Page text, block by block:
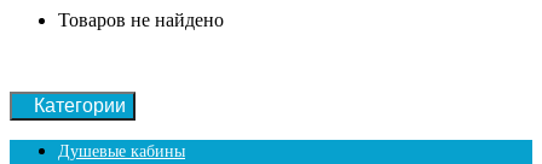
Товаров не найдено
Категории
Душевые кабины